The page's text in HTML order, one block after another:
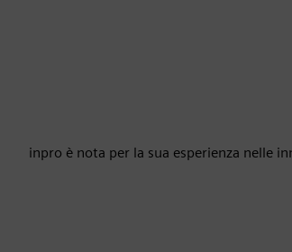
inpro è nota per la sua esperienza nelle